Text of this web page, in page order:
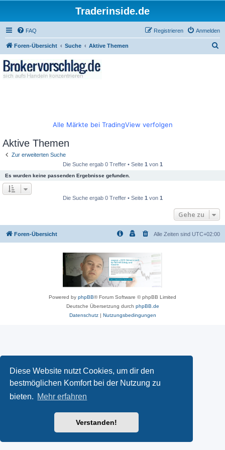
Diese Website nutzt Cookies, um dir den
bestmöglichen Komfort bei der Nutzung zu
bieten. Mehr erfahren
Verstanden!
Traderinside.de
FAQ Anmelden
Registrieren
Foren-Übersicht Suche Aktive Themen
Alle Märkte bei TradingView verfolgen
Aktive Themen
Zur erweiterten Suche
Die Suche ergab 0 Treffer • Seite 1 von 1
Es wurden keine passenden Ergebnisse gefunden.
Die Suche ergab 0 Treffer • Seite 1 von 1
Gehe zu
Foren-Übersicht Alle Zeiten sind UTC+02:00
Powered by phpBB® Forum Software © phpBB Limited
Deutsche Übersetzung durch phpBB.de
Datenschutz| Nutzungsbedingungen